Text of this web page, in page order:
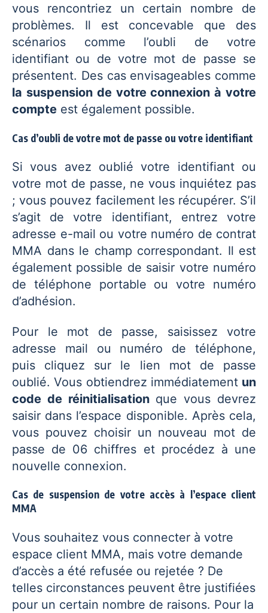
vous rencontriez un certain nombre de
problèmes. Il est concevable que des
scénarios comme l’oubli de votre
identifiant ou de votre mot de passe se
présentent. Des cas envisageables comme
la suspension de votre connexion à votre
compte est également possible.
Cas d’oubli de votre mot de passe ou votre identifiant
Si vous avez oublié votre identifiant ou
votre mot de passe, ne vous inquiétez pas
; vous pouvez facilement les récupérer. S’il
s’agit de votre identifiant, entrez votre
adresse e-mail ou votre numéro de contrat
MMA dans le champ correspondant. Il est
également possible de saisir votre numéro
de téléphone portable ou votre numéro
d’adhésion.
Pour le mot de passe, saisissez votre
adresse mail ou numéro de téléphone,
puis cliquez sur le lien mot de passe
oublié. Vous obtiendrez immédiatement un
code de réinitialisationque vous devrez
saisir dans l’espace disponible. Après cela,
vous pouvez choisir un nouveau mot de
passe de 06 chiffres et procédez à une
nouvelle connexion.
Cas de suspension de votre accès à l’espace client
MMA
Vous souhaitez vous connecter à votre
espace client MMA, mais votre demande
d’accès a été refusée ou rejetée ? De
telles circonstances peuvent être justifiées
pour un certain nombre de raisons. Pour la